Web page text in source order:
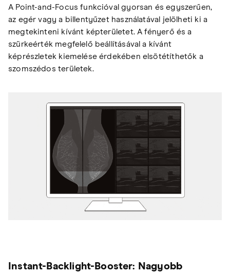
A Point-and-Focus funkcióval gyorsan és egyszerűen,
az egér vagy a billentyűzet használatával jelölheti ki a
megtekinteni kívánt képterületet. A fényerő és a
szürkeérték megfelelő beállításával a kívánt
képrészletek kiemelése érdekében elsötétíthetők a
szomszédos területek.
Instant-Backlight-Booster: Nagyobb